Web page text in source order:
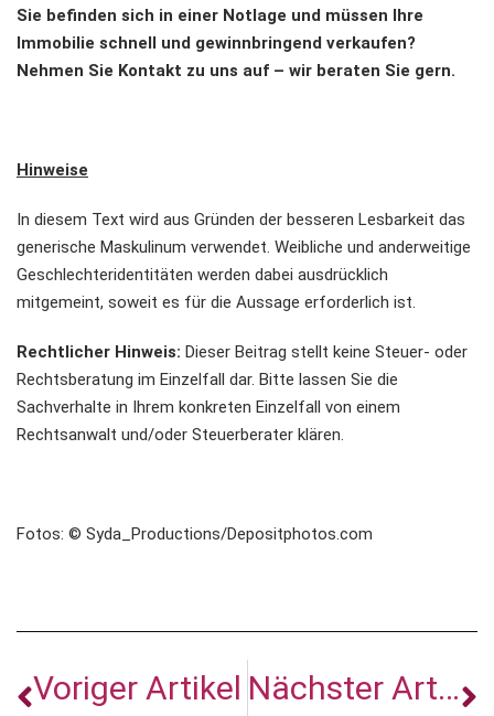
Sie befinden sich in einer Notlage und müssen Ihre
Immobilie schnell und gewinnbringend verkaufen?
Nehmen Sie Kontakt zu uns auf – wir beraten Sie gern.
Hinweise
In diesem Text wird aus Gründen der besseren Lesbarkeit das
generische Maskulinum verwendet. Weibliche und anderweitige
Geschlechteridentitäten werden dabei ausdrücklich
mitgemeint, soweit es für die Aussage erforderlich ist.
Rechtlicher Hinweis: Dieser Beitrag stellt keine Steuer- oder
Rechtsberatung im Einzelfall dar. Bitte lassen Sie die
Sachverhalte in Ihrem konkreten Einzelfall von einem
Rechtsanwalt und/oder Steuerberater klären.
Fotos: © Syda_Productions/Depositphotos.com
Voriger Artikel Nächster Artikel